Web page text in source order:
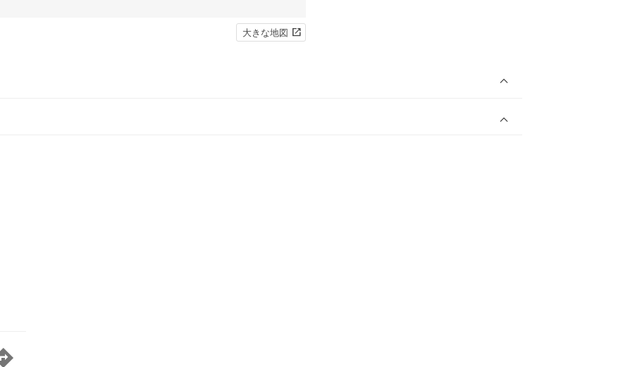
大きな地図